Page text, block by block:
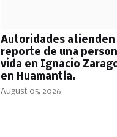
Autoridades atienden
reporte de una
vida en Ignacio
en Huamantla.
August 05, 2026